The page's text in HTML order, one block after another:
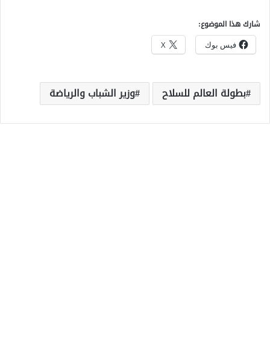
شارك هذا الموضوع:
فيس بوك X
بطولة العالم للسلاح وزير الشباب والرياضة